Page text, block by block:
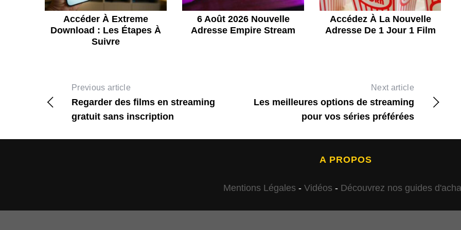
Accéder À Extreme
Download : Les Étapes À
Suivre
6 Août 2026 Nouvelle
Adresse Empire Stream
Accédez À La Nouvelle
Adresse De 1 Jour 1 Film
Previous article
Regarder des films en streaming
gratuit sans inscription
Next article
Les meilleures options de streaming
pour vos séries préférées
A PROPOS
Mentions Légales - Vidéos - Découvrez nos guides